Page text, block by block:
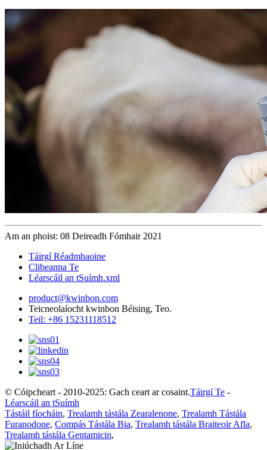
Am an phoist: 08 Deireadh Fómhair 2021
Táirgí Réadmhaoine
Clibeanna Te
Léarscáil an tSuímh.xml
product@kwinbon.com
Teicneolaíocht kwinbon Béising, Teo.
Teil: +86 15231118512
© Cóipcheart - 2010-2025: Gach ceart ar cosaint.Táirgí Te -
Léarscáil an tSuímh
Tástáil fíocháin, Trealamh tástála Zearalenone, Trealamh Tástála
Furanodone, Compás Tástála Bia, Trealamh tástála Braiteoir Afla,
Trealamh tástála Gentamicin,